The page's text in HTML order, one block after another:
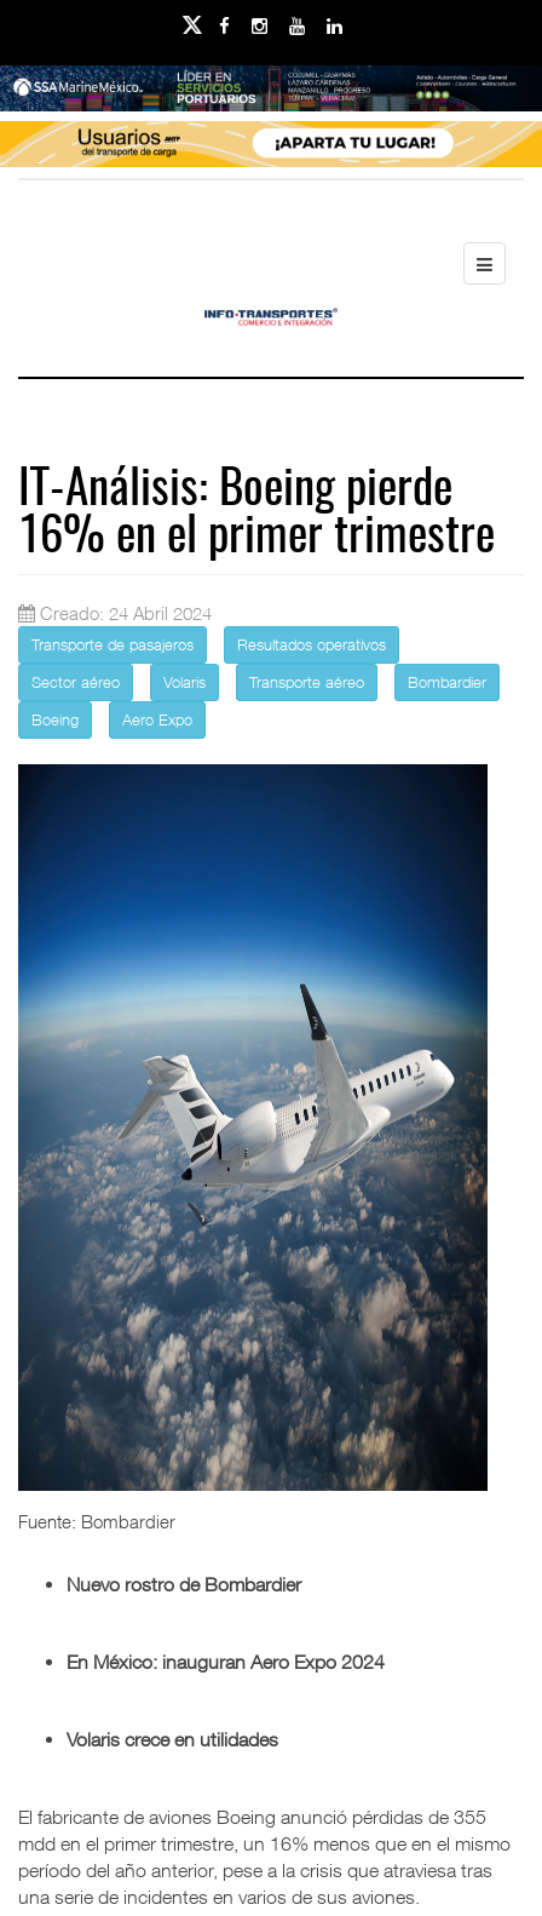
IT-Análisis: Boeing pierde
16% en el primer trimestre
Creado: 24 Abril 2024
Transporte de pasajeros
Resultados operativos
Sector aéreo
Volaris Transporte aéreo
Bombardier
Boeing
Aero Expo
Fuente: Bombardier
Nuevo rostro de Bombardier
En México: inauguran Aero Expo 2024
Volaris crece en utilidades
El fabricante de aviones Boeing anunció pérdidas de 355
mdd en el primer trimestre, un 16% menos que en el mismo
período del año anterior, pese a la crisis que atraviesa tras
una serie de incidentes en varios de sus aviones.